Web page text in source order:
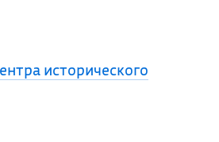
исторического